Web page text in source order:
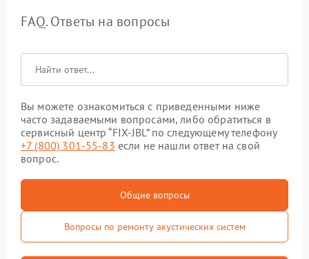
FAQ. Ответы на вопросы
Вы можете ознакомиться с приведенными ниже
часто задаваемыми вопросами, либо обратиться в
сервисный центр “FIX-JBL” по следующему телефону
+7 (800) 301-55-83 если не нашли ответ на свой
вопрос.
Общие вопросы
Вопросы по ремонту акустических систем